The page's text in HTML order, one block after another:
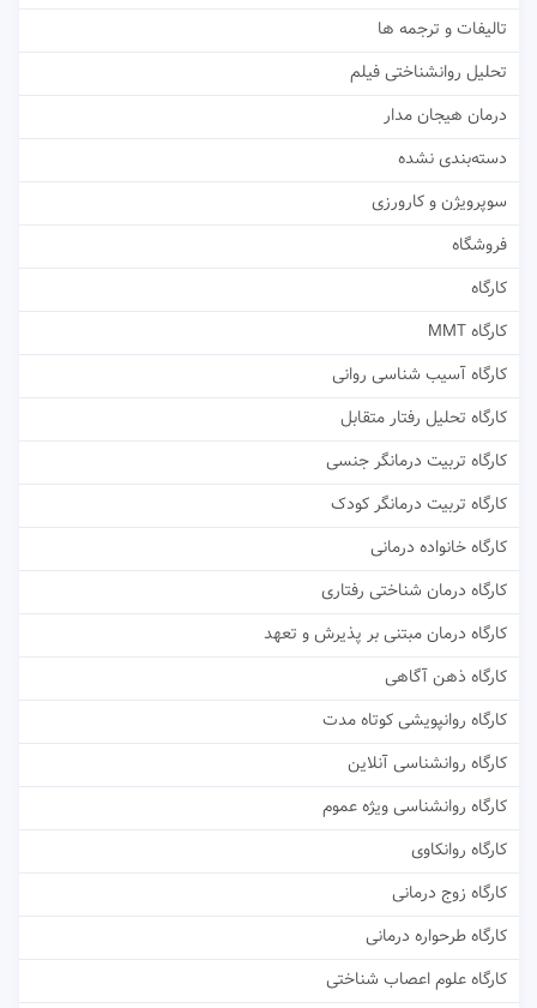
تالیفات و ترجمه ها
تحلیل روانشناختی فیلم
درمان هیجان مدار
دسته‌بندی نشده
سوپرویژن و کارورزی
فروشگاه
کارگاه
کارگاه MMT
کارگاه آسیب شناسی روانی
کارگاه تحلیل رفتار متقابل
کارگاه تربیت درمانگر جنسی
کارگاه تربیت درمانگر کودک
کارگاه خانواده درمانی
کارگاه درمان شناختی رفتاری
کارگاه درمان مبتنی بر پذیرش و تعهد
کارگاه ذهن آگاهی
کارگاه روانپویشی کوتاه مدت
کارگاه روانشناسی آنلاین
کارگاه روانشناسی ویژه عموم
کارگاه روانکاوی
کارگاه زوج درمانی
کارگاه طرحواره درمانی
کارگاه علوم اعصاب شناختی